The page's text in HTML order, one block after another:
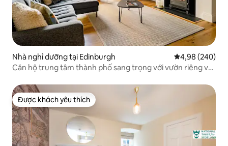
Nhà nghỉ dưỡng tại Edinburgh Xếp hạng
4,98 (240)
Căn hộ trung tâm thành phố sang trọng với vườn riêng và
Được khách yêu thích
Được khách yêu thích